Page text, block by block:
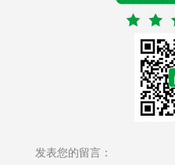
发表您的留言：